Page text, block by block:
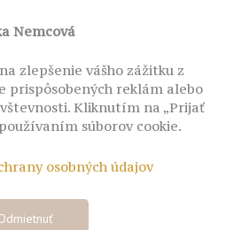
Nemcová
zlepšenie vášho zážitku z
prispôsobených reklám alebo
Kliknutím na „Prijať
súborov cookie.
osobných údajov